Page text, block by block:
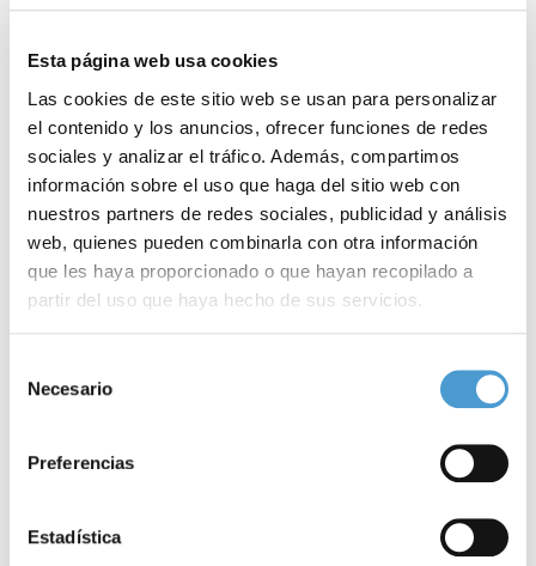
Esta página web usa cookies
Las cookies de este sitio web se usan para personalizar
el contenido y los anuncios, ofrecer funciones de redes
sociales y analizar el tráfico. Además, compartimos
información sobre el uso que haga del sitio web con
nuestros partners de redes sociales, publicidad y análisis
web, quienes pueden combinarla con otra información
que les haya proporcionado o que hayan recopilado a
partir del uso que haya hecho de sus servicios.
de cookies
Necesario
Preferencias
Estadística
DE INTERÉS